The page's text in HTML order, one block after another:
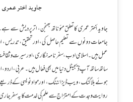
جاوید اختر عمری
جاوید أختر عمری کا تعلق مئوناتھ بھنجن، اترپردیش
جامعات دونوں سے تعلیم حاصل کی، اور تحقیق،
عمل ہیں۔ اسلامی ادب، سفرنامہ نگاری، اور سیرت و
ساتھ ساتھ آپ ڈیجیٹل دنیا میں بھی فعال ہیں۔ عربی،
ہوئے بلاگنگ، ویب ڈیزائننگ، اور مواد نویسی کے
روایت و جدت کے امتزاج سے علم کی خدمت کا یہ سفر